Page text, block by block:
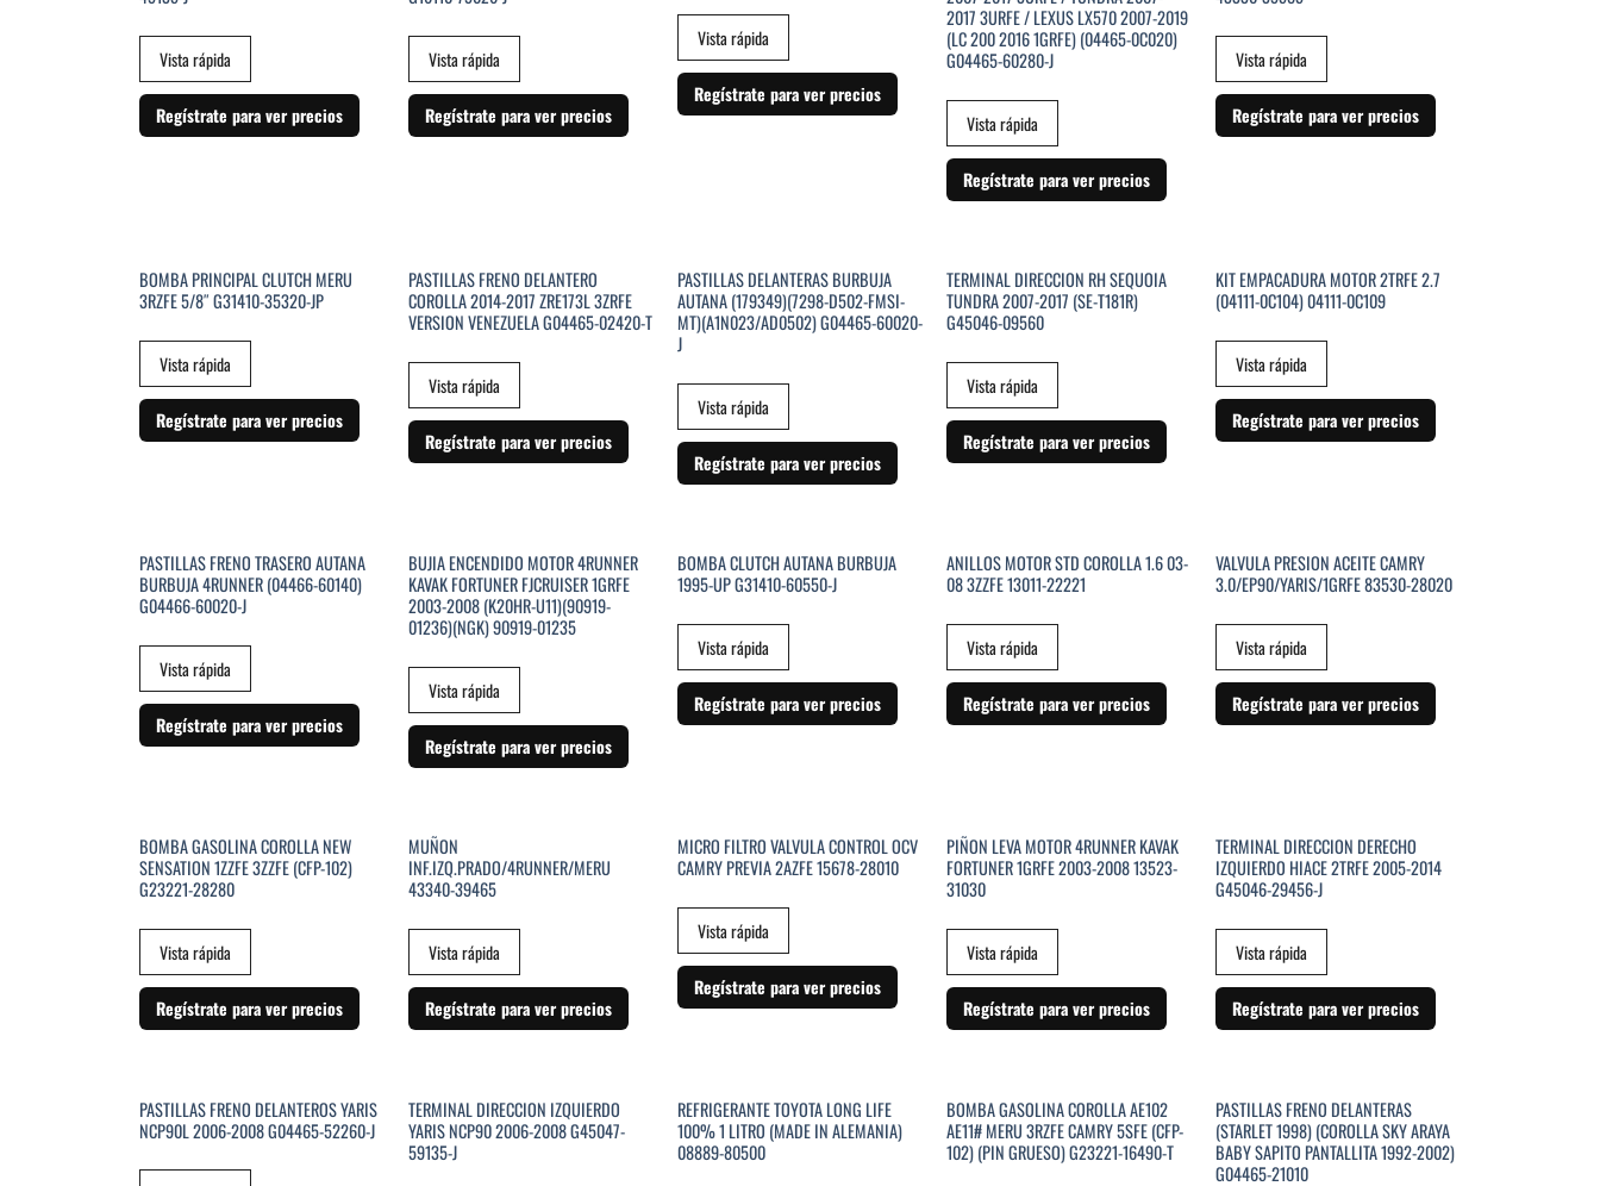
Vista rápida
Regístrate para ver precios
Vista rápida
Regístrate para ver precios
Vista rápida
Regístrate para ver precios
2017 3URFE / LEXUS LX570 2007-2019
(LC 200 2016 1GRFE) (04465-0C020)
G04465-60280-J
Vista rápida
Regístrate para ver precios
Vista rápida
Regístrate para ver precios
SIN EXISTENCIAS
BOMBA PRINCIPAL CLUTCH MERU
3RZFE 5/8″ G31410-35320-JP
Vista rápida
Regístrate para ver precios
SIN EXISTENCIAS
PASTILLAS FRENO DELANTERO
COROLLA 2014-2017 ZRE173L 3ZRFE
VERSION VENEZUELA G04465-02420-T
Vista rápida
Regístrate para ver precios
SIN EXISTENCIAS
PASTILLAS DELANTERAS BURBUJA
AUTANA (179349)(7298-D502-FMSI-
MT)(A1N023/AD0502) G04465-60020-
J
Vista rápida
Regístrate para ver precios
SIN EXISTENCIAS
TERMINAL DIRECCION RH SEQUOIA
TUNDRA 2007-2017 (SE-T181R)
G45046-09560
Vista rápida
Regístrate para ver precios
SIN EXISTENCIAS
KIT EMPACADURA MOTOR 2TRFE 2.7
(04111-0C104) 04111-0C109
Vista rápida
Regístrate para ver precios
SIN EXISTENCIAS
PASTILLAS FRENO TRASERO AUTANA
BURBUJA 4RUNNER (04466-60140)
G04466-60020-J
Vista rápida
Regístrate para ver precios
BUJIA ENCENDIDO MOTOR 4RUNNER
KAVAK FORTUNER FJCRUISER 1GRFE
2003-2008 (K20HR-U11)(90919-
01236)(NGK) 90919-01235
Vista rápida
Regístrate para ver precios
SIN EXISTENCIAS
BOMBA CLUTCH AUTANA BURBUJA
1995-UP G31410-60550-J
Vista rápida
Regístrate para ver precios
SIN EXISTENCIAS
ANILLOS MOTOR STD COROLLA 1.6 03-
08 3ZZFE 13011-22221
Vista rápida
Regístrate para ver precios
SIN EXISTENCIAS
VALVULA PRESION ACEITE CAMRY
3.0/EP90/YARIS/1GRFE 83530-28020
Vista rápida
Regístrate para ver precios
SIN EXISTENCIAS
BOMBA GASOLINA COROLLA NEW
SENSATION 1ZZFE 3ZZFE (CFP-102)
G23221-28280
Vista rápida
Regístrate para ver precios
MUÑON
INF.IZQ.PRADO/4RUNNER/MERU
43340-39465
Vista rápida
Regístrate para ver precios
MICRO FILTRO VALVULA CONTROL OCV
CAMRY PREVIA 2AZFE 15678-28010
Vista rápida
Regístrate para ver precios
PIÑON LEVA MOTOR 4RUNNER KAVAK
FORTUNER 1GRFE 2003-2008 13523-
31030
Vista rápida
Regístrate para ver precios
TERMINAL DIRECCION DERECHO
IZQUIERDO HIACE 2TRFE 2005-2014
G45046-29456-J
Vista rápida
Regístrate para ver precios
SIN EXISTENCIAS
PASTILLAS FRENO DELANTEROS YARIS
NCP90L 2006-2008 G04465-52260-J
SIN EXISTENCIAS
TERMINAL DIRECCION IZQUIERDO
YARIS NCP90 2006-2008 G45047-
59135-J
REFRIGERANTE TOYOTA LONG LIFE
100% 1 LITRO (MADE IN ALEMANIA)
08889-80500
BOMBA GASOLINA COROLLA AE102
AE11# MERU 3RZFE CAMRY 5SFE (CFP-
102) (PIN GRUESO) G23221-16490-T
PASTILLAS FRENO DELANTERAS
(STARLET 1998) (COROLLA SKY ARAYA
BABY SAPITO PANTALLITA 1992-2002)
G04465-21010